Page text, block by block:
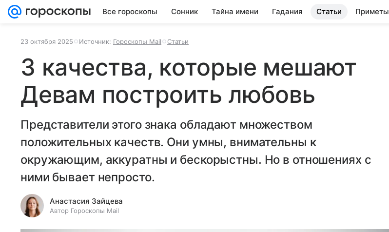
Все гороскопы Сонник Тайна имени Гадания Статьи Приметы
23 октября 2025 Источник: Гороскопы Mail Статьи
3 качества, которые мешают
Девам построить любовь
Представители этого знака обладают множеством
положительных качеств. Они умны, внимательны к
окружающим, аккуратны и бескорыстны. Но в отношениях с
ними бывает непросто.
Анастасия Зайцева
Автор Гороскопы Mail